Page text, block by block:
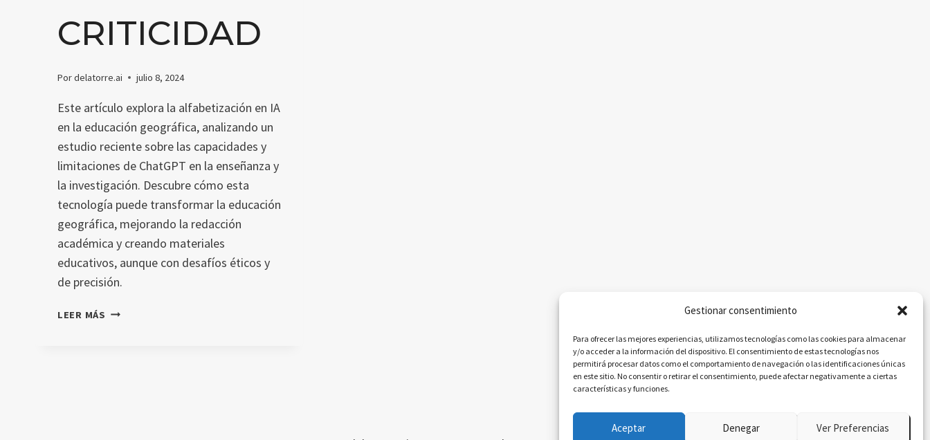
Gestionar consentimiento
Para ofrecer las mejores experiencias, utilizamos tecnologías como las cookies para almacenar
y/o acceder a la información del dispositivo. El consentimiento de estas tecnologías nos
permitirá procesar datos como el comportamiento de navegación o las identificaciones únicas
en este sitio. No consentir o retirar el consentimiento, puede afectar negativamente a ciertas
características y funciones.
Aceptar Denegar Ver Preferencias
CRITICIDAD
Pordelatorre.ai julio 8, 2024
Este artículo explora la alfabetización en IA
en la educación geográfica, analizando un
estudio reciente sobre las capacidades y
limitaciones de ChatGPT en la enseñanza y
la investigación. Descubre cómo esta
tecnología puede transformar la educación
geográfica, mejorando la redacción
académica y creando materiales
educativos, aunque con desafíos éticos y
de precisión.
LEER MÁS ALFABETIZACIÓN